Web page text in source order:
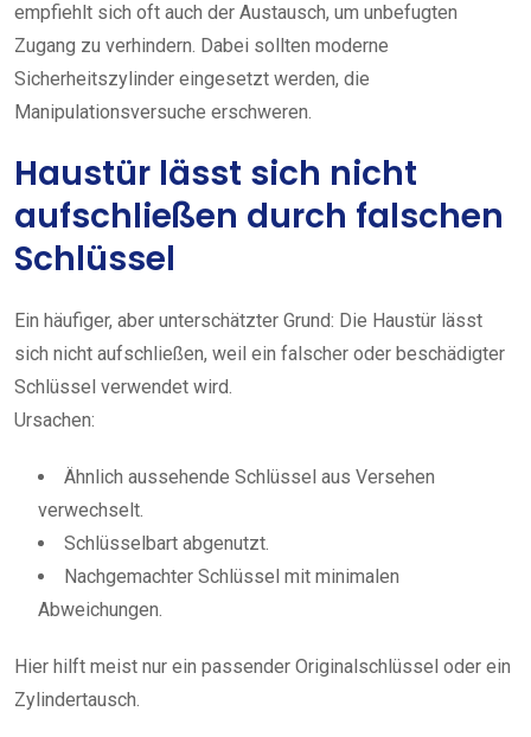
empfiehlt sich oft auch der Austausch, um unbefugten
Zugang zu verhindern. Dabei sollten moderne
Sicherheitszylinder eingesetzt werden, die
Manipulationsversuche erschweren.
Haustür lässt sich nicht
aufschließen durch falschen
Schlüssel
Ein häufiger, aber unterschätzter Grund: Die Haustür lässt
sich nicht aufschließen, weil ein falscher oder beschädigter
Schlüssel verwendet wird.
Ursachen:
Ähnlich aussehende Schlüssel aus Versehen
verwechselt.
Schlüsselbart abgenutzt.
Nachgemachter Schlüssel mit minimalen
Abweichungen.
Hier hilft meist nur ein passender Originalschlüssel oder ein
Zylindertausch.